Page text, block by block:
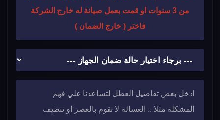
من 3 سنوات او قمت بعمل صيانة له خارج الشركة
فاختر ( خارج الضمان )